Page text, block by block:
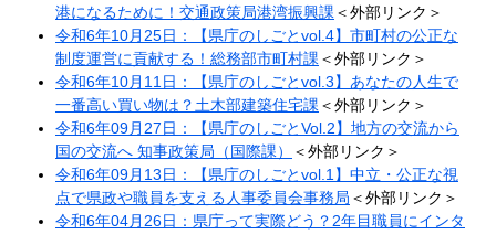
港になるために！交通政策局港湾振興課 ＜外部リンク＞
令和6年10月25日：【県庁のしごとvol.4】市町村の公正な
制度運営に貢献する！総務部市町村課 ＜外部リンク＞
令和6年10月11日：【県庁のしごとvol.3】あなたの人生で
一番高い買い物は？土木部建築住宅課 ＜外部リンク＞
令和6年09月27日：【県庁のしごとVol.2】地方の交流から
国の交流へ 知事政策局（国際課）​
＜外部リンク＞
令和6年09月13日：【県庁のしごとvol.1】中立・公正な視
点で県政や職員を支える人事委員会事務局 ＜外部リンク＞
令和6年04月26日：県庁って実際どう？2年目職員にインタ